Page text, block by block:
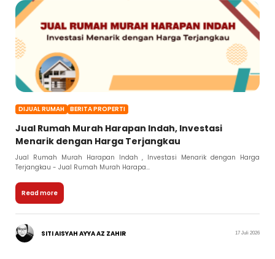
DIJUAL RUMAH BERITA PROPERTI
Jual Rumah Murah Harapan Indah, Investasi
Menarik dengan Harga Terjangkau
Jual Rumah Murah Harapan Indah , Investasi Menarik dengan Harga
Terjangkau - Jual Rumah Murah Harapa...
Read more
SITI AISYAH AYYA AZ ZAHIR 17 Juli 2026